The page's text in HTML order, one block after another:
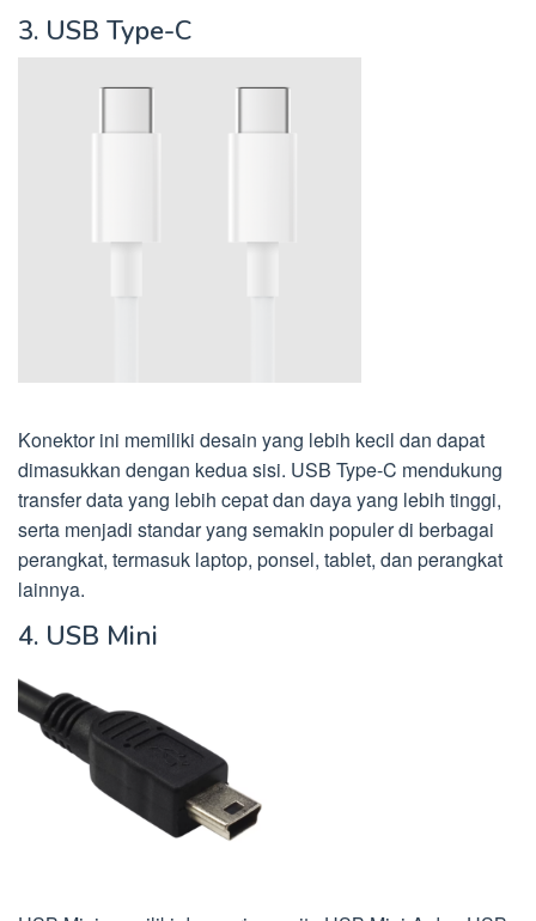
3. USB Type-C
Konektor ini memiliki desain yang lebih kecil dan dapat
dimasukkan dengan kedua sisi. USB Type-C mendukung
transfer data yang lebih cepat dan daya yang lebih tinggi,
serta menjadi standar yang semakin populer di berbagai
perangkat, termasuk laptop, ponsel, tablet, dan perangkat
lainnya.
4. USB Mini